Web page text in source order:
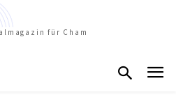
für Cham